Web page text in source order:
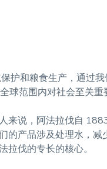
护和粮食生产，通过
球范围内对社会至关
来说，阿法拉伐自
的产品涉及处理水，
拉伐的专长的核心。